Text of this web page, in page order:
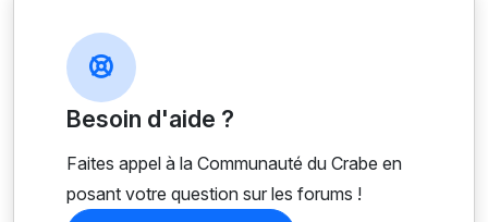
Besoin d'aide ?
Faites appel à la Communauté du Crabe en
posant votre question sur les forums !